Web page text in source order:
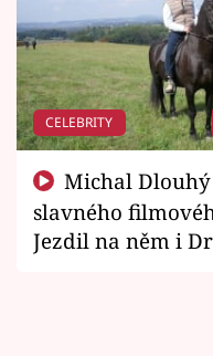
CELEBRITY
slavného
Jezdil na něm i